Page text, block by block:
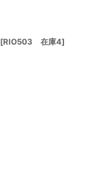
[RIO503 在庫4]